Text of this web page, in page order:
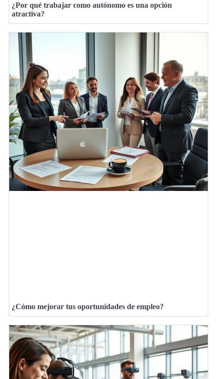
¿Por qué trabajar como autónomo es una opción
atractiva?
¿Cómo mejorar tus oportunidades de empleo?